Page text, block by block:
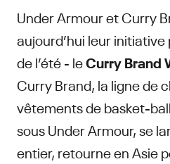
Under Armour et Curry
aujourd’hui leur
de l’été - leCurry Brand
Curry Brand, la ligne de
vêtements de basket-
sous Under Armour, se
entier, retourne en Asie